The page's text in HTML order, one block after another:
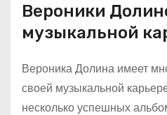
Вероники
музыкальной
Вероника Долина имеет
своей музыкальной
несколько успешных